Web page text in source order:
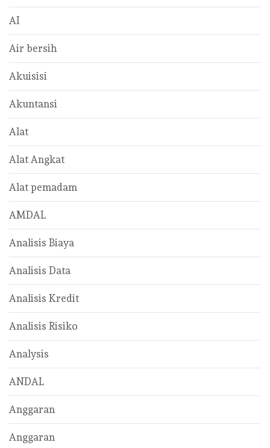
AI
Air bersih
Akuisisi
Akuntansi
Alat
Alat Angkat
Alat pemadam
AMDAL
Analisis Biaya
Analisis Data
Analisis Kredit
Analisis Risiko
Analysis
ANDAL
Anggaran
Anggaran